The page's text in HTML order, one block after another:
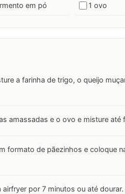
em pó 1 ovo
a farinha de trigo, o queijo
amassadas e o ovo e misture
formato de pãezinhos e coloque
airfryer por 7 minutos ou até dourar.